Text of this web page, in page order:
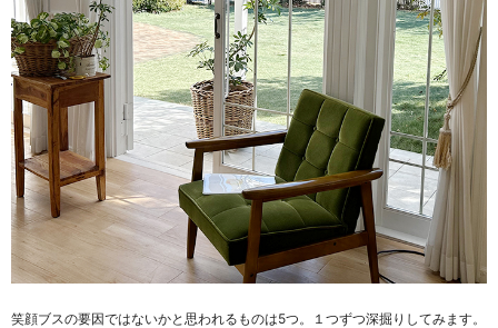
笑顔ブスの要因ではないかと思われるものは5つ。１つずつ深掘りしてみます。